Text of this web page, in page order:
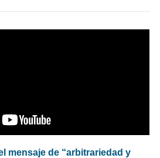
mensaje de “arbitrariedad y